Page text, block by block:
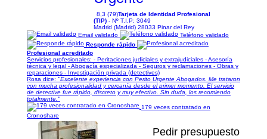
8,3 (79)Tarjeta de Identidad Profesional
(TIP) - Nº T.I.P: 3049
Madrid (Madrid) 28033 Pinar del Rey
Email validado
Teléfono validado
Responde rápido
Profesional acreditado
Servicios profesionales: - Peritaciones judiciales y extrajudiciales - Asesoría
técnica y legal - Abogacía especializada - Seguros y reclamaciones - Obras y
reparaciones - Investigación privada (detectives)
Rosa dice: "Excelente experiencia con Perito Urgente Abogados. Me trataron
con mucha profesionalidad y cercanía desde el primer momento. El servicio
de detective fue rápido, discreto y muy efectivo. Sin duda, los recomiendo
totalmente."
179 veces contratado en
Cronoshare
Pedir presupuesto